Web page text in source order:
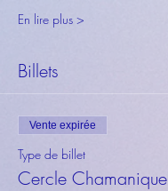
En lire plus >
Billets
Vente expirée
Type de billet
Cercle Chamanique